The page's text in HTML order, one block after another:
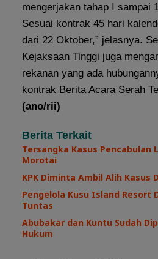
mengerjakan tahap I sampai
Sesuai kontrak 45 hari
dari 22 Oktober,” jelasnya.
Kejaksaan Tinggi juga
rekanan yang ada
kontrak Berita Acara Serah
(ano/rii)
Berita Terkait
Tersangka Kasus Pencabulan
Morotai
KPK Diminta Ambil Alih Kasus
Pengelola Kusu Island Resort
Tuntas
Abubakar dan Kuntu Sudah
Hukum